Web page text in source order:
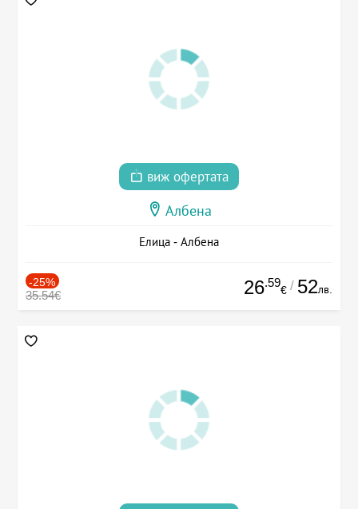
виж офертата
Албена
Елица - Албена
-25%
35.54€ 26.59
€ / 52лв.